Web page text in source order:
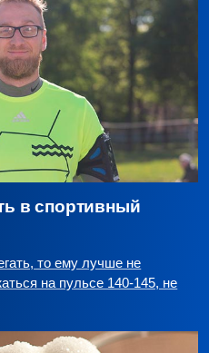
в спортивный
то ему лучше не
на пульсе 140-145, не